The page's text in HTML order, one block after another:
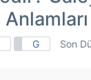
G Son